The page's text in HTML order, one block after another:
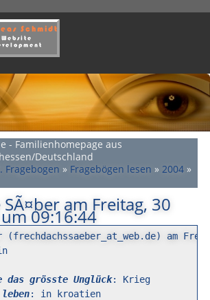
- Familienhomepage aus
Deutschland
Fragebogen » Fragebögen lesen » 2004 »
am Freitag, 30
09:16:44
(frechdachssaeber_at_web.de) am
grösste Unglück
: Krieg
leben
: in kroatien